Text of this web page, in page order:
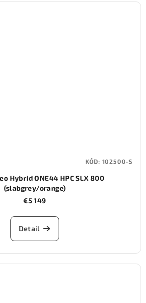
Hybrid ONE44 HPC SLX 800
(slabgrey/orange)
€5 149
Detail
KÓD: 102500-S